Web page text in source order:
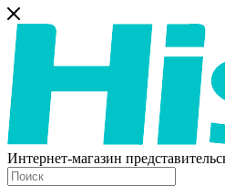
Интернет-магазин